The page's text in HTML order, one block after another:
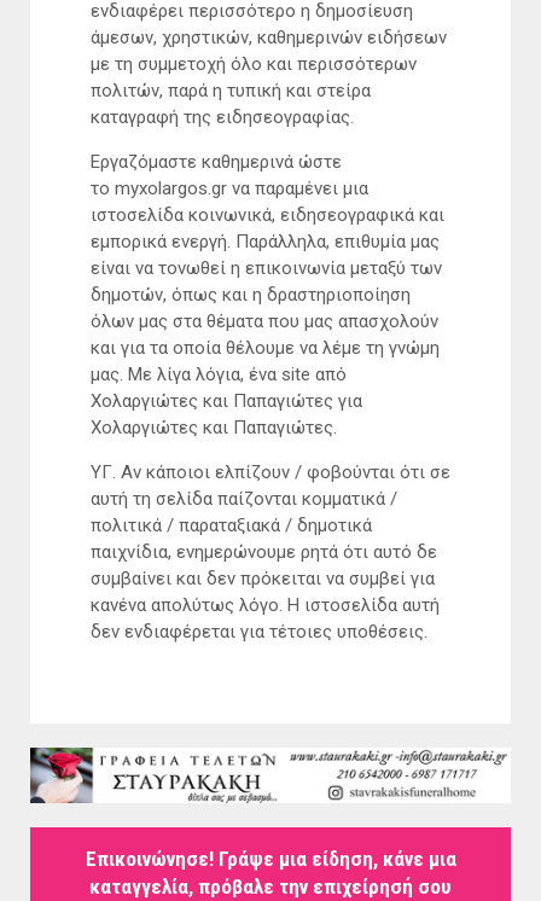
ενδιαφέρει περισσότερο η δημοσίευση
άμεσων, χρηστικών, καθημερινών ειδήσεων
με τη συμμετοχή όλο και περισσότερων
πολιτών, παρά η τυπική και στείρα
καταγραφή της ειδησεογραφίας.
Εργαζόμαστε καθημερινά ώστε
το myxolargos.gr να παραμένει μια
ιστοσελίδα κοινωνικά, ειδησεογραφικά και
εμπορικά ενεργή. Παράλληλα, επιθυμία μας
είναι να τονωθεί η επικοινωνία μεταξύ των
δημοτών, όπως και η δραστηριοποίηση
όλων μας στα θέματα που μας απασχολούν
και για τα οποία θέλουμε να λέμε τη γνώμη
μας. Με λίγα λόγια, ένα site από
Χολαργιώτες και Παπαγιώτες για
Χολαργιώτες και Παπαγιώτες.
ΥΓ. Αν κάποιοι ελπίζουν / φοβούνται ότι σε
αυτή τη σελίδα παίζονται κομματικά /
πολιτικά / παραταξιακά / δημοτικά
παιχνίδια, ενημερώνουμε ρητά ότι αυτό δε
συμβαίνει και δεν πρόκειται να συμβεί για
κανένα απολύτως λόγο. Η ιστοσελίδα αυτή
δεν ενδιαφέρεται για τέτοιες υποθέσεις.
Επικοινώνησε! Γράψε μια είδηση, κάνε μια
καταγγελία, πρόβαλε την επιχείρησή σου